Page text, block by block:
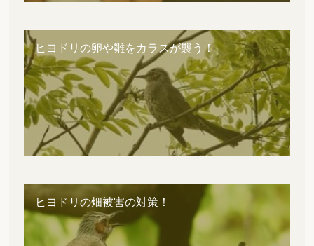
ヒヨドリの卵や雛をカラスが襲う！
ヒヨドリの畑被害の対策！